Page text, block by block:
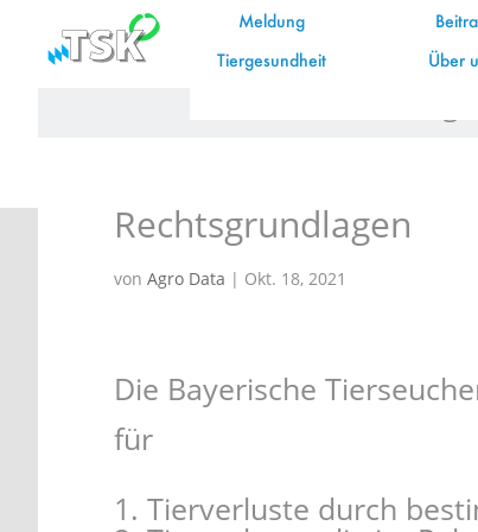
Meldung
Tiergesundheit
Über
Rechtsgrundlagen
von Agro Data | Okt. 18, 2021
Die Bayerische
für
Tierverluste durch